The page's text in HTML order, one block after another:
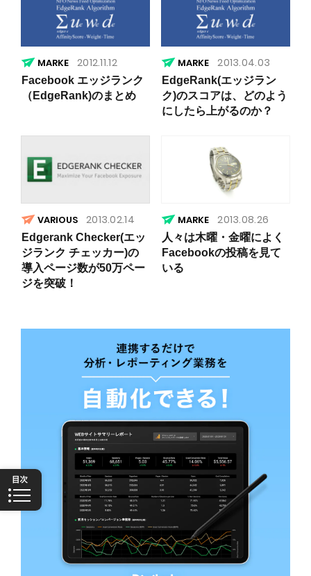
2012.11.12
Facebook エッジランク
（EdgeRank)のまとめ
2013.04.03
EdgeRank(エッジラン
ク)のスコアは、どのよう
にしたら上がるのか？
VARIOUS 2013.02.14
Edgerank Checker(エッ
ジランク チェッカー)の
導入ページ数が50万ペー
ジを突破！
2013.08.26
人々は木曜・金曜によく
Facebookの投稿を見て
いる